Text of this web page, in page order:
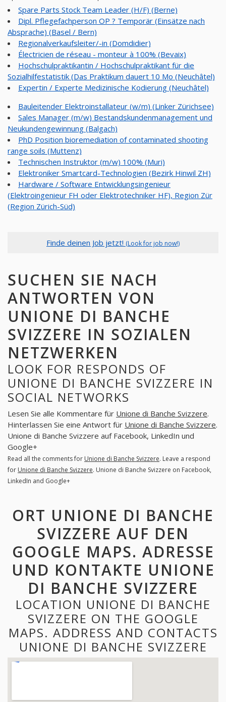
Spare Parts Stock Team Leader (H/F) (Berne)
Dipl. Pflegefachperson OP ? Temporär (Einsätze nach
Absprache) (Basel / Bern)
Regionalverkaufsleiter/-in (Domdidier)
Électricien de réseau - monteur à 100% (Bevaix)
Hochschulpraktikantin / Hochschulpraktikant für die
Sozialhilfestatistik (Das Praktikum dauert 10 Mo (Neuchâtel)
Expertin / Experte Medizinische Kodierung (Neuchâtel)
Bauleitender Elektroinstallateur (w/m) (Linker Zürichsee)
Sales Manager (m/w) Bestandskundenmanagement und
Neukundengewinnung (Balgach)
PhD Position bioremediation of contaminated shooting
range soils (Muttenz)
Technischen Instruktor (m/w) 100% (Muri)
Elektroniker Smartcard-Technologien (Bezirk Hinwil ZH)
Hardware / Software Entwicklungsingenieur
(Elektroingenieur FH oder Elektrotechniker HF), Region Zür
(Region Zürich-Süd)
Finde deinen Job jetzt! (Look for job now!)
SUCHEN SIE NACH
ANTWORTEN VON
UNIONE DI BANCHE
SVIZZERE IN SOZIALEN
NETZWERKEN
LOOK FOR RESPONDS OF
UNIONE DI BANCHE SVIZZERE IN
SOCIAL NETWORKS
Lesen Sie alle Kommentare für Unione di Banche Svizzere.
Hinterlassen Sie eine Antwort für Unione di Banche Svizzere.
Unione di Banche Svizzere auf Facebook, LinkedIn und
Google+
Read all the comments for Unione di Banche Svizzere. Leave a respond
for Unione di Banche Svizzere. Unione di Banche Svizzere on Facebook,
LinkedIn and Google+
ORT UNIONE DI BANCHE
SVIZZERE AUF DEN
GOOGLE MAPS. ADRESSE
UND KONTAKTE UNIONE
DI BANCHE SVIZZERE
LOCATION UNIONE DI BANCHE
SVIZZERE ON THE GOOGLE
MAPS. ADDRESS AND CONTACTS
UNIONE DI BANCHE SVIZZERE